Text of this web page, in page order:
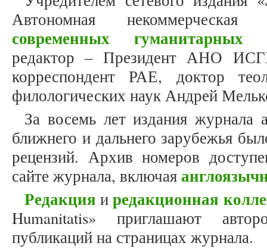
Автономная
современных гуманитарных
редактор – Президент АНО
корреспондент РАЕ, доктор
филологических наук Андрей
За восемь лет издания журнала
ближнего и дальнего зарубежья
рецензий. Архив номеров
сайте журнала, включая
Редакция иредакционная
Humanitatis» приглашают
публикаций на страницах журнала.